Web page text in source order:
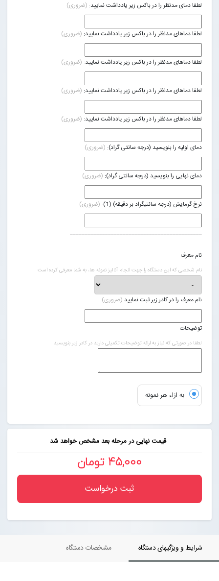
لطفا دمای مدنظر را در باکس زیر یادداشت نمایید: (ضروری)
لطفا دماهای مدنظر را در باکس زیر یادداشت نمایید: (ضروری)
لطفا دماهای مدنظر را در باکس زیر یادداشت نمایید: (ضروری)
لطفا دماهای مدنظر را در باکس زیر یادداشت نمایید: (ضروری)
لطفا دماهای مدنظر را در باکس زیر یادداشت نمایید: (ضروری)
دمای اولیه را بنویسید (درجه سانتی گراد): (ضروری)
دمای نهایی را بنویسید (درجه سانتی گراد): (ضروری)
نرخ گرمایش (درجه سانتیگراد بر دقیقه) (1): (ضروری)
_____________________________________________
نام معرف
نام شخصی که این دستگاه را جهت انجام آنالیز نمونه ها، به شما معرفی کرده است
نام معرف را در کادر زیر ثبت نمایید (ضروری)
توضیحات
لطفا در صورتی که نیاز به ارائه توضیحات تکمیلی دارید در کادر زیر بنویسید
به ازاء هر نمونه
قیمت نهایی در مرحله بعد مشخص خواهد شد
45,000 تومان
ثبت درخواست
شرایط و ویژگیهای دستگاه مشخصات دستگاه